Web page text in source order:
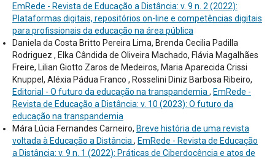
EmRede - Revista de Educação a Distância: v. 9 n. 2 (2022):
Plataformas digitais, repositórios on-line e competências digitais
para profissionais da educação na área pública
Daniela da Costa Britto Pereira Lima, Brenda Cecilia Padilla
Rodriguez , Elka Cândida de Oliveira Machado, Flávia Magalhães
Freire, Lilian Giotto Zaros de Medeiros, Maria Aparecida Crissi
Knuppel, Aléxia Pádua Franco , Rosselini Diniz Barbosa Ribeiro,
Editorial - O futuro da educação na transpandemia , EmRede -
Revista de Educação a Distância: v. 10 (2023): O futuro da
educação na transpandemia
Mára Lúcia Fernandes Carneiro, Breve história de uma revista
voltada à Educação a Distância , EmRede - Revista de Educação
a Distância: v. 9 n. 1 (2022): Práticas de Ciberdocência e atos de